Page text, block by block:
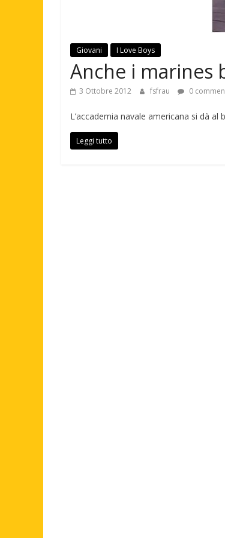
Giovani I Love Boys
Anche i marines
3 Ottobre 2012 fsfrau 0
L’accademia navale americana si dà al
Leggi tutto